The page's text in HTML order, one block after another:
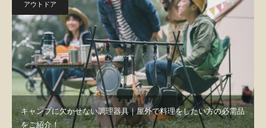
アウトドア
キャンプに欠かせない調理器具｜屋外で料理をしたい方の必需品
をご紹介！